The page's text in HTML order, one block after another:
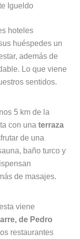
Igueldo
hoteles
huéspedes un
además de
Lo que viene
sentidos.
5 km de la
con una terraza
de una
baño turco y
de masajes.
viene
de Pedro
restaurantes